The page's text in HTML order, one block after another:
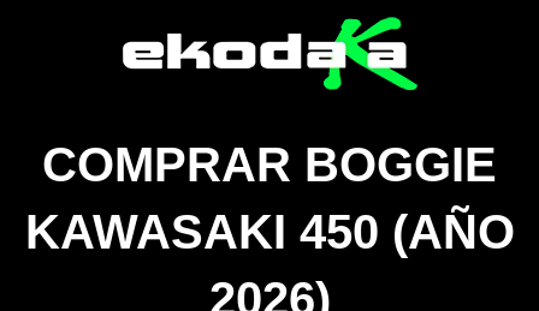
COMPRAR BOGGIE
KAWASAKI 450 (AÑO
2026)